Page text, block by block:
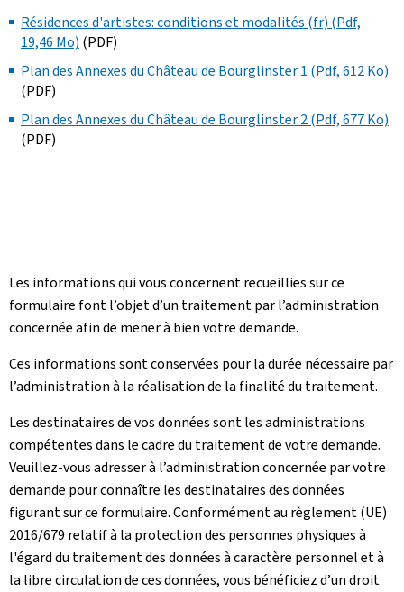
Résidences d'artistes: conditions et modalités (fr) (Pdf,
19,46 Mo) (PDF)
Plan des Annexes du Château de Bourglinster 1 (Pdf, 612 Ko)
(PDF)
Plan des Annexes du Château de Bourglinster 2 (Pdf, 677 Ko)
(PDF)
Les informations qui vous concernent recueillies sur ce
formulaire font l’objet d’un traitement par l’administration
concernée afin de mener à bien votre demande.
Ces informations sont conservées pour la durée nécessaire par
l’administration à la réalisation de la finalité du traitement.
Les destinataires de vos données sont les administrations
compétentes dans le cadre du traitement de votre demande.
Veuillez-vous adresser à l’administration concernée par votre
demande pour connaître les destinataires des données
figurant sur ce formulaire. Conformément au règlement (UE)
2016/679 relatif à la protection des personnes physiques à
l'égard du traitement des données à caractère personnel et à
la libre circulation de ces données, vous bénéficiez d’un droit